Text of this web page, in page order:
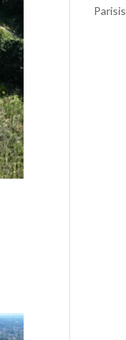
Parisis